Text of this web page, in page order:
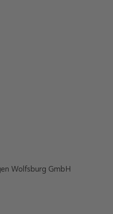
Wolfsburg GmbH